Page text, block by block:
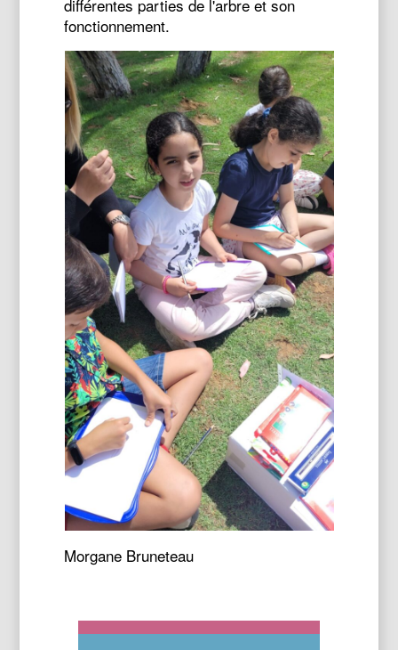
différentes parties de l'arbre et son
fonctionnement.
Morgane Bruneteau